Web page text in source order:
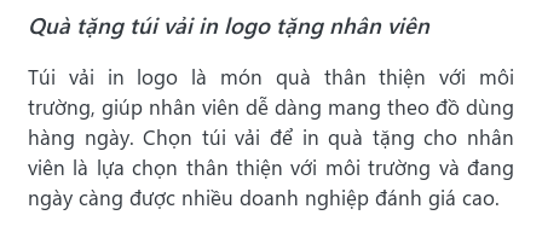
Quà tặng túi vải in logo tặng nhân viên
Túi vải in logo là món quà thân thiện với môi
trường, giúp nhân viên dễ dàng mang theo đồ dùng
hàng ngày. Chọn túi vải để in quà tặng cho nhân
viên là lựa chọn thân thiện với môi trường và đang
ngày càng được nhiều doanh nghiệp đánh giá cao.